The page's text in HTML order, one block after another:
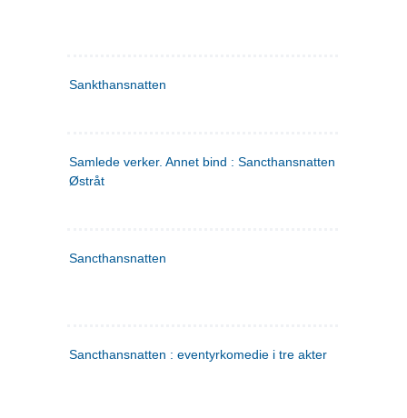
Sankthansnatten
Samlede verker. Annet bind : Sancthansnatten ; Fru Inger
Østråt
Sancthansnatten
Sancthansnatten : eventyrkomedie i tre akter